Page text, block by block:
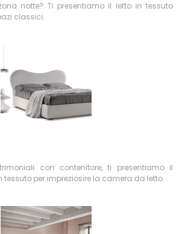
notte? Ti presentiamo il letto in tessuto
classici.
con contenitore, ti presentiamo il
per impreziosire la camera da letto.